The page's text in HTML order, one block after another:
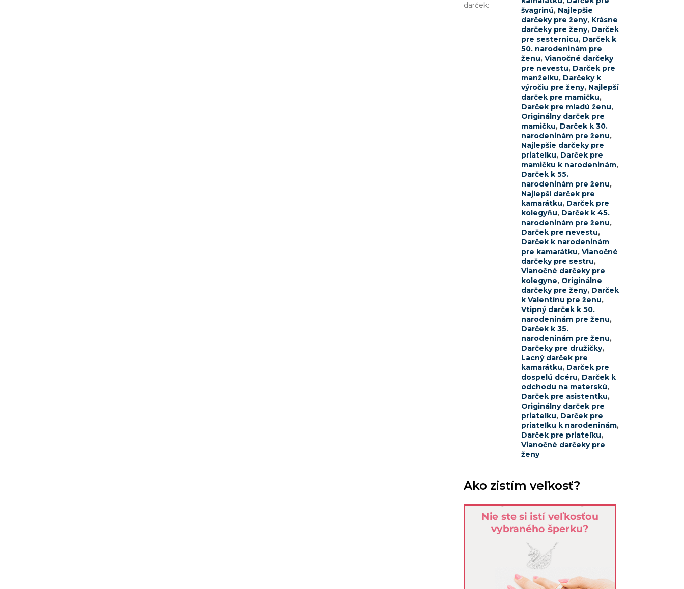
darček:
švagrinú, Najlepšie
darčeky pre ženy, Krásne
darčeky pre ženy, Darček
pre sesternicu, Darček k
50. narodeninám pre
ženu, Vianočné darčeky
pre nevestu, Darček pre
manželku, Darčeky k
výročiu pre ženy, Najlepší
darček pre mamičku,
Darček pre mladú ženu,
Originálny darček pre
mamičku, Darček k 30.
narodeninám pre ženu,
Najlepšie darčeky pre
priateľku, Darček pre
mamičku k narodeninám,
Darček k 55.
narodeninám pre ženu,
Najlepší darček pre
kamarátku, Darček pre
kolegyňu, Darček k 45.
narodeninám pre ženu,
Darček pre nevestu,
Darček k narodeninám
pre kamarátku, Vianočné
darčeky pre sestru,
Vianočné darčeky pre
kolegyne, Originálne
darčeky pre ženy, Darček
k Valentínu pre ženu,
Vtipný darček k 50.
narodeninám pre ženu,
Darček k 35.
narodeninám pre ženu,
Darčeky pre družičky,
Lacný darček pre
kamarátku, Darček pre
dospelú dcéru, Darček k
odchodu na materskú,
Darček pre asistentku,
Originálny darček pre
priateľku, Darček pre
priateľku k narodeninám,
Darček pre priateľku,
Vianočné darčeky pre
ženy
Ako zistím veľkosť?